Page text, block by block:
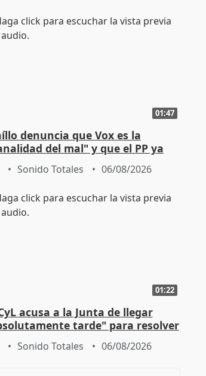
01:47
denuncia que Vox es la
del mal" y que el PP ya
todas sus tesis
Sonido Totales 06/08/2026
01:22
acusa a la Junta de llegar
tarde" para resolver
como Newcastle
Sonido Totales 06/08/2026